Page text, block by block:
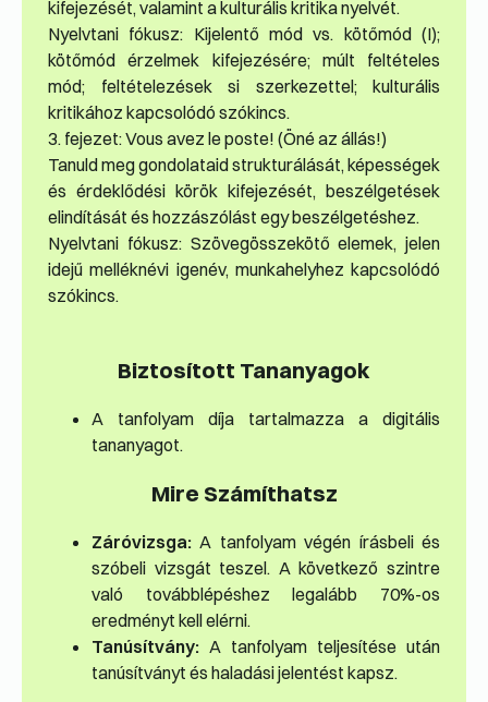
kifejezését, valamint a kulturális kritika nyelvét.
Nyelvtani fókusz: Kijelentő mód vs. kötőmód (I);
kötőmód érzelmek kifejezésére; múlt feltételes
mód; feltételezések si szerkezettel; kulturális
kritikához kapcsolódó szókincs.
3. fejezet: Vous avez le poste! (Öné az állás!)
Tanuld meg gondolataid strukturálását, képességek
és érdeklődési körök kifejezését, beszélgetések
elindítását és hozzászólást egy beszélgetéshez.
Nyelvtani fókusz: Szövegösszekötő elemek, jelen
idejű melléknévi igenév, munkahelyhez kapcsolódó
szókincs.
Biztosított Tananyagok
A tanfolyam díja tartalmazza a digitális
tananyagot.
Mire Számíthatsz
Záróvizsga: A tanfolyam végén írásbeli és
szóbeli vizsgát teszel. A következő szintre
való továbblépéshez legalább 70%-os
eredményt kell elérni.
Tanúsítvány: A tanfolyam teljesítése után
tanúsítványt és haladási jelentést kapsz.